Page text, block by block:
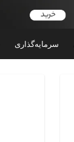
سرمایه‌گذاری